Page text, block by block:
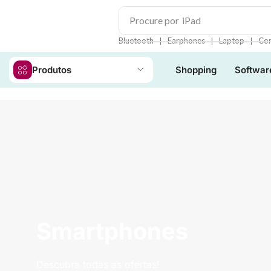
Procure por iPad
Bluetooth ❘ Earphones ❘ Laptop ❘
Produtos Shopping